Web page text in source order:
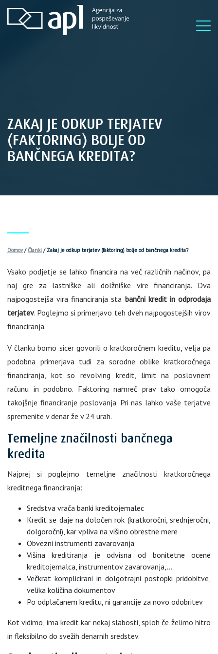
ZAKAJ JE ODKUP TERJATEV
(FAKTORING) BOLJE OD
BANČNEGA KREDITA?
Domov/Članki / Zakaj je odkup terjatev (faktoring) bolje od bančnega kredita?
Vsako podjetje se lahko financira na več različnih načinov, pa
naj gre za lastniške ali dolžniške vire financiranja. Dva
najpogostejša vira financiranja sta bančni kredit in odprodaja
terjatev. Poglejmo si primerjavo teh dveh najpogostejših virov
financiranja.
V članku bomo sicer govorili o kratkoročnem kreditu, velja pa
podobna primerjava tudi za sorodne oblike kratkoročnega
financiranja, kot so revolving kredit, limit na poslovnem
računu in podobno. Faktoring namreč prav tako omogoča
takojšnje financiranje poslovanja. Pri nas lahko vaše terjatve
spremenite v denar že v 24 urah.
Temeljne značilnosti bančnega
kredita
Najprej si poglejmo temeljne značilnosti kratkoročnega
kreditnega financiranja:
Sredstva vrača banki kreditojemalec
Kredit se daje na določen rok (kratkoročni, srednjeročni,
dolgoročni), kar vpliva na višino obrestne mere
Obvezni instrumenti zavarovanja
Višina kreditiranja je odvisna od bonitetne ocene
kreditojemalca, instrumentov zavarovanja,…
Večkrat komplicirani in dolgotrajni postopki pridobitve,
velika količina dokumentov
Po odplačanem kreditu, ni garancije za novo odobritev
Kot vidimo, ima kredit kar nekaj slabosti, sploh če želimo hitro
in fleksibilno do svežih denarnih sredstev.